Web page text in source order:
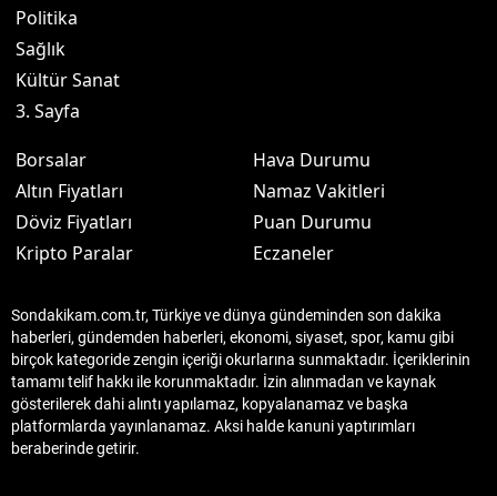
Politika
Sağlık
Kültür Sanat
3. Sayfa
Borsalar
Altın Fiyatları
Döviz Fiyatları
Kripto Paralar
Hava Durumu
Namaz Vakitleri
Puan Durumu
Eczaneler
Sondakikam.com.tr, Türkiye ve dünya gündeminden son dakika
haberleri, gündemden haberleri, ekonomi, siyaset, spor, kamu gibi
birçok kategoride zengin içeriği okurlarına sunmaktadır. İçeriklerinin
tamamı telif hakkı ile korunmaktadır. İzin alınmadan ve kaynak
gösterilerek dahi alıntı yapılamaz, kopyalanamaz ve başka
platformlarda yayınlanamaz. Aksi halde kanuni yaptırımları
beraberinde getirir.